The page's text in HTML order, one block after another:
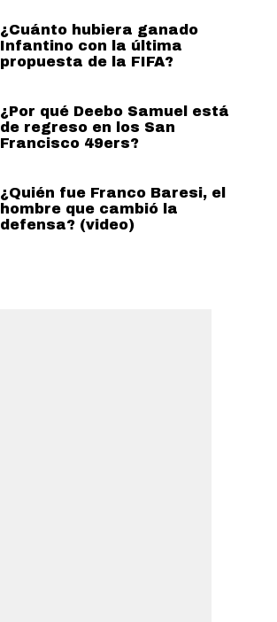
¿Cuánto hubiera ganado
Infantino con la última
propuesta de la FIFA?
¿Por qué Deebo Samuel está
de regreso en los San
Francisco 49ers?
¿Quién fue Franco Baresi, el
hombre que cambió la
defensa? (video)